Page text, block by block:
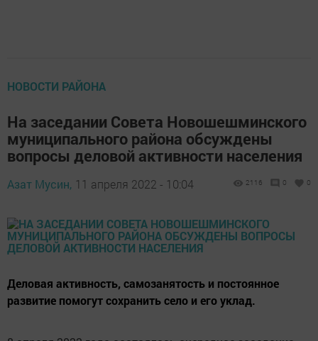
НОВОСТИ РАЙОНА
На заседании Совета Новошешминского
муниципального района обсуждены
вопросы деловой активности населения
Азат Мусин, 11 апреля 2022 - 10:04 2116 0 0
Деловая активность, самозанятость и постоянное
развитие помогут сохранить село и его уклад.